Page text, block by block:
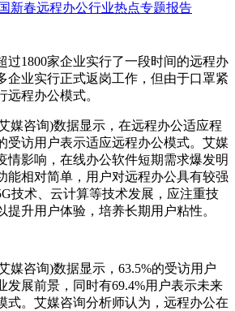
1800家企业实行了一段时间的远程办
企业实行正式返岗工作，但由于口罩紧
程办公模式。
媒咨询)数据显示，在远程办公适应程
受访用户表示适应远程办公模式。艾媒
情影响，在线办公软件短期需求爆发明
能相对简单，用户对远程办公具有较强
技术、云计算等技术发展，应注重技
提升用户体验，培养长期用户粘性。
咨询)数据显示，63.5%的受访用户
发展前景，同时有69.4%用户表示未来
式。艾媒咨询分析师认为，远程办公在